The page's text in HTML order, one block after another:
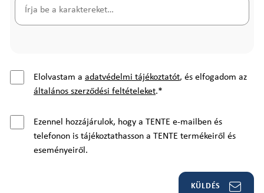
Elolvastam a adatvédelmi tájékoztatót, és elfogadom az
általános szerződési feltételeket.*
Ezennel hozzájárulok, hogy a TENTE e-mailben és
telefonon is tájékoztathasson a TENTE termékeiről és
eseményeiről.
KÜLDÉS